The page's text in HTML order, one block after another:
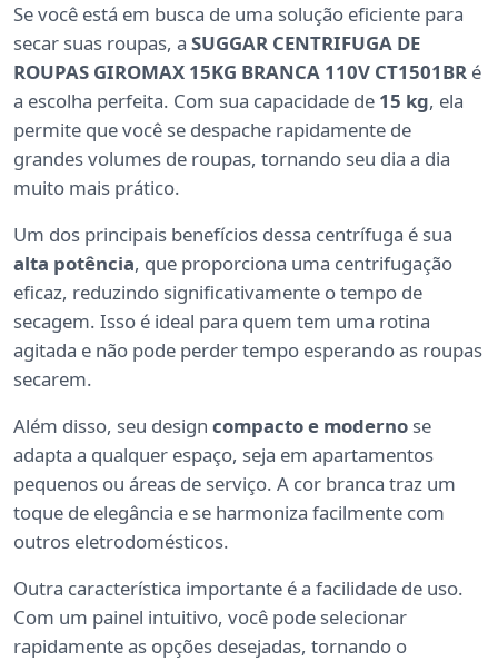
Se você está em busca de uma solução eficiente para
secar suas roupas, a SUGGAR CENTRIFUGA DE
ROUPAS GIROMAX 15KG BRANCA 110V CT1501BR é
a escolha perfeita. Com sua capacidade de 15 kg, ela
permite que você se despache rapidamente de
grandes volumes de roupas, tornando seu dia a dia
muito mais prático.
Um dos principais benefícios dessa centrífuga é sua
alta potência, que proporciona uma centrifugação
eficaz, reduzindo significativamente o tempo de
secagem. Isso é ideal para quem tem uma rotina
agitada e não pode perder tempo esperando as roupas
secarem.
Além disso, seu design compacto e moderno se
adapta a qualquer espaço, seja em apartamentos
pequenos ou áreas de serviço. A cor branca traz um
toque de elegância e se harmoniza facilmente com
outros eletrodomésticos.
Outra característica importante é a facilidade de uso.
Com um painel intuitivo, você pode selecionar
rapidamente as opções desejadas, tornando o